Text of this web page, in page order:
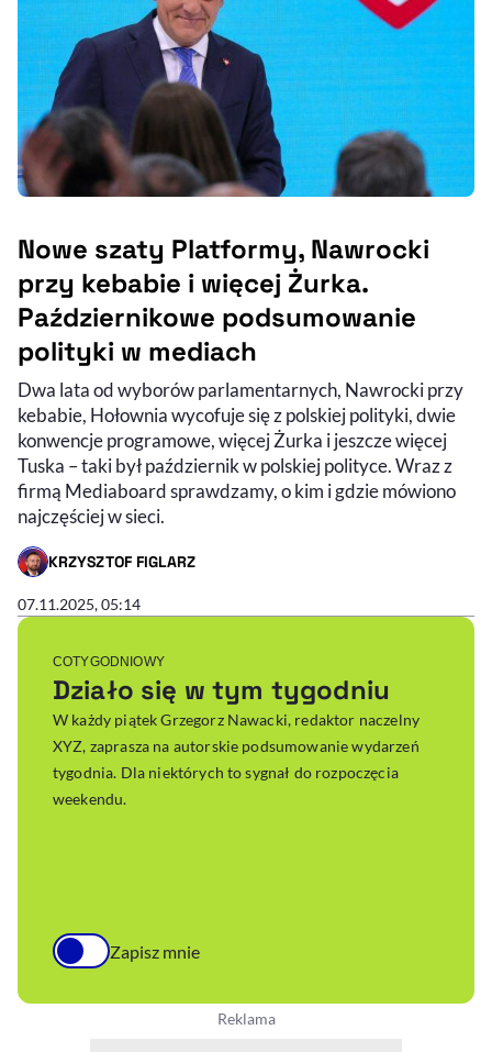
Nowe szaty Platformy, Nawrocki
przy kebabie i więcej Żurka.
Październikowe podsumowanie
polityki w mediach
Dwa lata od wyborów parlamentarnych, Nawrocki przy
kebabie, Hołownia wycofuje się z polskiej polityki, dwie
konwencje programowe, więcej Żurka i jeszcze więcej
Tuska – taki był październik w polskiej polityce. Wraz z
firmą Mediaboard sprawdzamy, o kim i gdzie mówiono
najczęściej w sieci.
KRZYSZTOF FIGLARZ
- AUTOR ARTYKUŁU - PROFIL
07.11.2025, 05:14